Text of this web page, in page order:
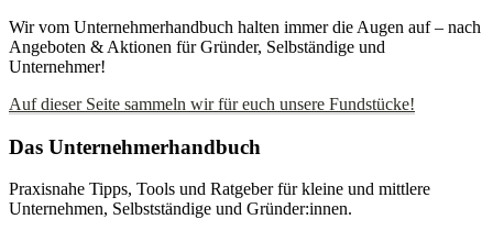
Wir vom Unternehmerhandbuch halten immer die Augen auf – nach
Angeboten & Aktionen für Gründer, Selbständige und
Unternehmer!
Auf dieser Seite sammeln wir für euch unsere Fundstücke!
Das Unternehmerhandbuch
Praxisnahe Tipps, Tools und Ratgeber für kleine und mittlere
Unternehmen, Selbstständige und Gründer:innen.